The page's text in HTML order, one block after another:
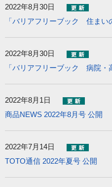
2022年8月30日
「バリアフリーブック 住まい
2022年8月30日
「バリアフリーブック 病院・
2022年8月1日
商品NEWS 2022年8月号 公開
2022年7月14日
TOTO通信 2022年夏号 公開